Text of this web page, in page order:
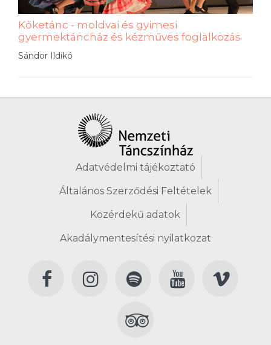
Kőketánc - moldvai és gyimesi
gyermektáncház és kézműves foglalkozás
Sándor Ildikó
Adatvédelmi tájékoztató
Általános Szerződési Feltételek
Közérdekű adatok
Akadálymentesítési nyilatkozat